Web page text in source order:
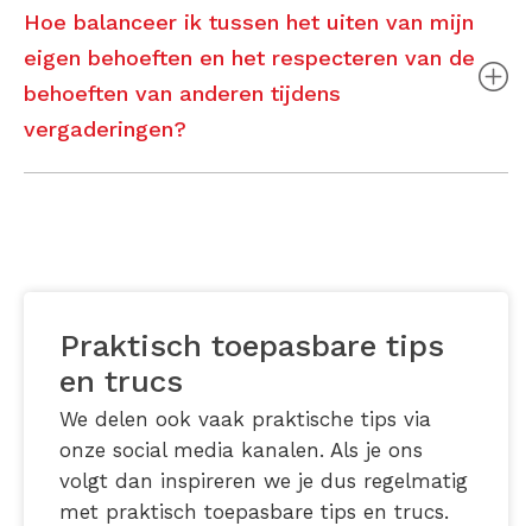
Hoe balanceer ik tussen het uiten van mijn
eigen behoeften en het respecteren van de
behoeften van anderen tijdens
vergaderingen?
Praktisch toepasbare tips
en trucs
We delen ook vaak praktische tips via
onze social media kanalen. Als je ons
volgt dan inspireren we je dus regelmatig
met praktisch toepasbare tips en trucs.